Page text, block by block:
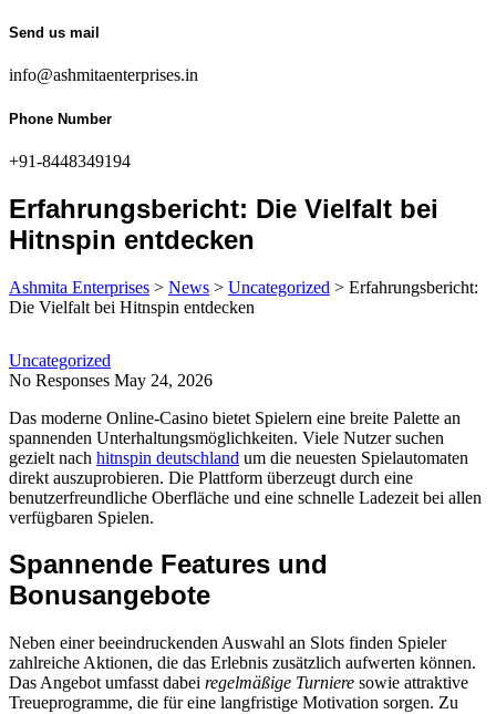
Send us mail
info@ashmitaenterprises.in
Phone Number
+91-8448349194
Erfahrungsbericht: Die Vielfalt bei
Hitnspin entdecken
Ashmita Enterprises > News > Uncategorized > Erfahrungsbericht:
Die Vielfalt bei Hitnspin entdecken
Uncategorized
No Responses May 24, 2026
Das moderne Online-Casino bietet Spielern eine breite Palette an
spannenden Unterhaltungsmöglichkeiten. Viele Nutzer suchen
gezielt nach hitnspin deutschland um die neuesten Spielautomaten
direkt auszuprobieren. Die Plattform überzeugt durch eine
benutzerfreundliche Oberfläche und eine schnelle Ladezeit bei allen
verfügbaren Spielen.
Spannende Features und
Bonusangebote
Neben einer beeindruckenden Auswahl an Slots finden Spieler
zahlreiche Aktionen, die das Erlebnis zusätzlich aufwerten können.
Das Angebot umfasst dabei regelmäßige Turniere sowie attraktive
Treueprogramme, die für eine langfristige Motivation sorgen. Zu